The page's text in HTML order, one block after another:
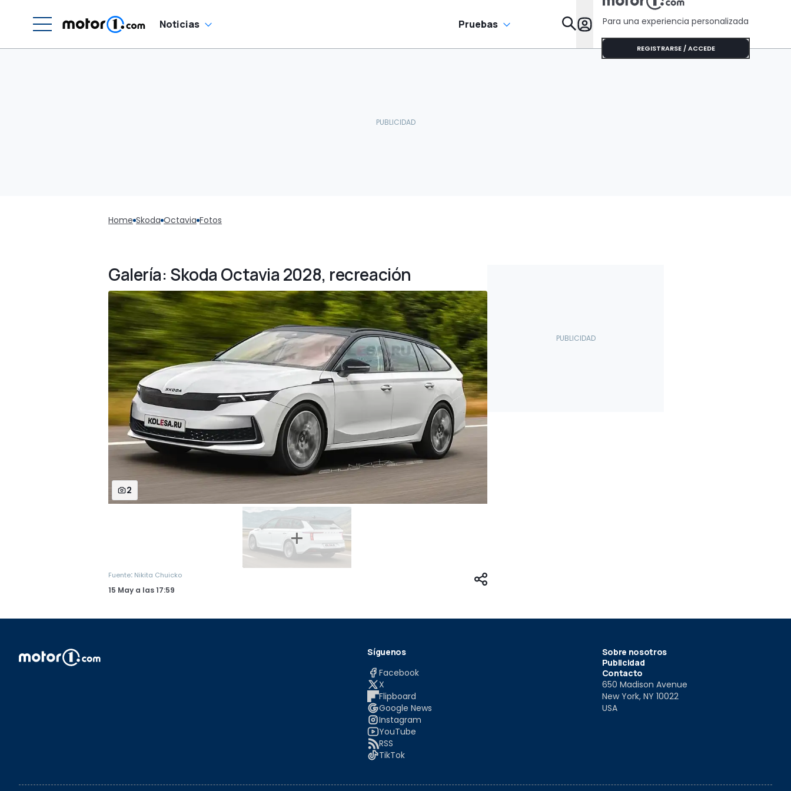
Noticias Pruebas Para una experiencia personalizada
REGISTRARSE / ACCEDE
Home Skoda Octavia Fotos
Galería: Skoda Octavia 2028, recreación
2
Fuente: Nikita Chuicko
15 May a las17:59
Síguenos
Facebook
X
Flipboard
Google News
Instagram
YouTube
RSS
TikTok
Sobre nosotros
Publicidad
Contacto
650 Madison Avenue
New York, NY 10022
USA